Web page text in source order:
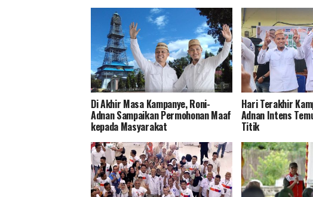
Di Akhir Masa Kampanye, Roni-
Adnan Sampaikan Permohonan Maaf
kepada Masyarakat
Hari Terakhir
Adnan Intens
Titik